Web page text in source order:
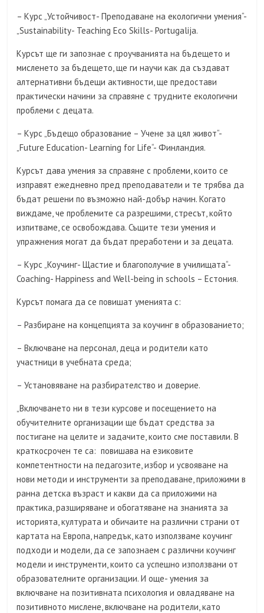
– Курс „Устойчивост- Преподаване на екологични умения“-
„Sustainability- Teaching Eco Skills- Portugalija.
Курсът ще ги запознае с проучванията на бъдещето и
мисленето за бъдещето, ще ги научи как да създават
алтернативни бъдещи активности, ще предостави
практически начини за справяне с трудните екологични
проблеми с децата.
– Курс „Бъдещо образование – Учене за цял живот“-
„Future Education- Learning for Life“- Финландия.
Курсът дава умения за справяне с проблеми, които се
изправят ежедневно пред преподаватели и те трябва да
бъдат решени по възможно най-добър начин. Когато
виждаме, че проблемите са разрешими, стресът, който
изпитваме, се освобождава. Същите тези умения и
упражнения могат да бъдат преработени и за децата.
– Курс „Коучинг- Щастие и благополучие в училищата“-
Coaching- Happiness and Well-being in schools – Естония.
Курсът помага да се повишат уменията с:
– Разбиране на концепцията за коучинг в образованието;
– Включване на персонал, деца и родители като
участници в учебната среда;
– Установяване на разбирателство и доверие.
„Включването ни в тези курсове и посещението на
обучителните организации ще бъдат средства за
постигане на целите и задачите, които сме поставили. В
краткосрочен те са: повишава на езиковите
компетентности на педагозите, избор и усвояване на
нови методи и инструменти за преподаване, приложими в
ранна детска възраст и какви да са приложими на
практика, разширяване и обогатяване на знанията за
историята, културата и обичаите на различни страни от
картата на Европа, напредък, като използваме коучинг
подходи и модели, да се запознаем с различни коучинг
модели и инструменти, които са успешно използвани от
образователните организации. И още- умения за
включване на позитивната психология и овладяване на
позитивното мислене, включване на родители, като